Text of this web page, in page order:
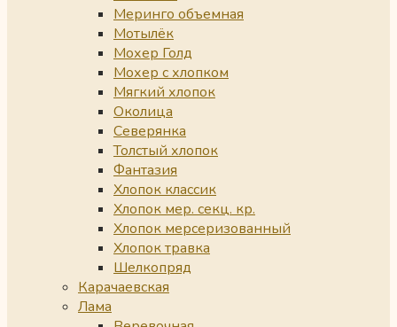
Меринго объемная
Мотылёк
Мохер Голд
Мохер с хлопком
Мягкий хлопок
Околица
Северянка
Толстый хлопок
Фантазия
Хлопок классик
Хлопок мер. секц. кр.
Хлопок мерсеризованный
Хлопок травка
Шелкопряд
Карачаевская
Лама